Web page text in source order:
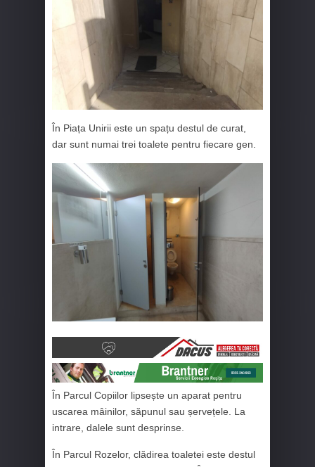
În Piața Unirii este un spațu destul de curat,
dar sunt numai trei toalete pentru fiecare gen.
În Parcul Copiilor lipsește un aparat pentru
uscarea mâinilor, săpunul sau șervețele. La
intrare, dalele sunt desprinse.
În Parcul Rozelor, clădirea toaletei este destul